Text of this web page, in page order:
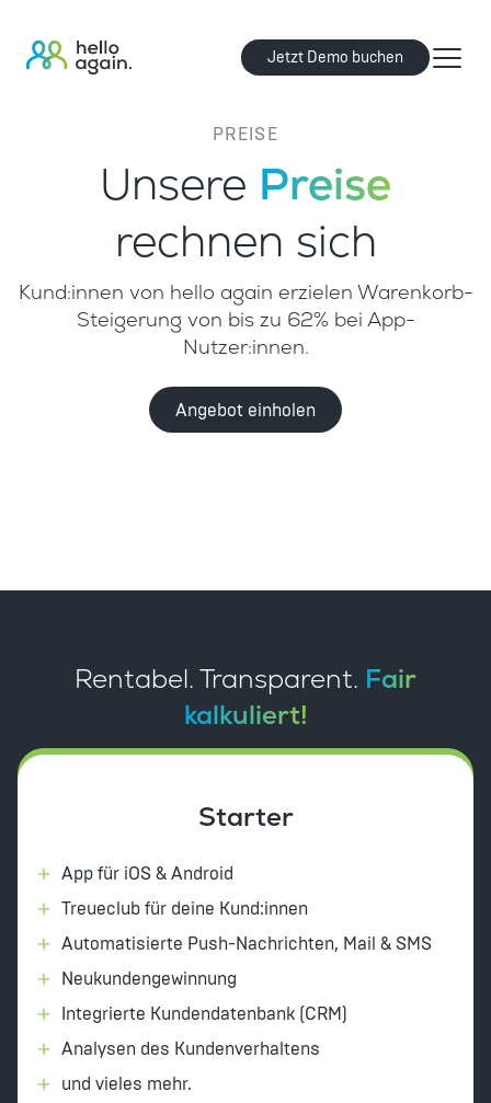
Jetzt Demo buchen
PREISE
Unsere Preise
rechnen sich
Kund:innen von hello again erzielen Warenkorb-
Steigerung von bis zu 62% bei App-
Nutzer:innen.
Angebot einholen
Rentabel. Transparent. Fair
kalkuliert!
Starter
App für iOS & Android
Treueclub für deine Kund:innen
Automatisierte Push-Nachrichten, Mail & SMS
Neukundengewinnung
Integrierte Kundendatenbank (CRM)
Analysen des Kundenverhaltens
und vieles mehr.